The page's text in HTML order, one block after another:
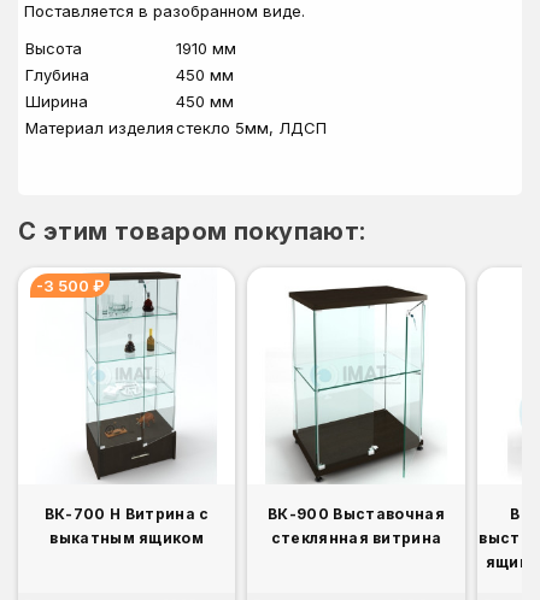
Поставляется в разобранном виде.
Высота
1910 мм
Глубина
450 мм
Ширина
450 мм
Материал изделиястекло 5мм, ЛДСП
C этим товаром покупают:
-3 500 ₽
ВК-700 Н Витрина с
выкатным ящиком
ВК-900 Выставочная
стеклянная витрина